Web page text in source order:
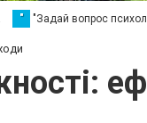
" "Задай вопрос